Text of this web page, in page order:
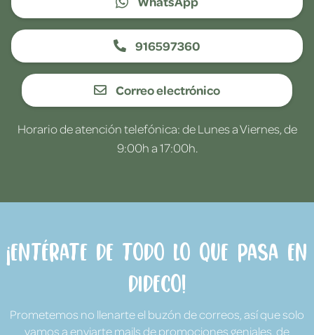
916597360
Correo electrónico
Horario de atención telefónica: de Lunes a Viernes, de
9:00h a 17:00h.
¡Entérate de todo lo que pasa en
Dideco!
Prometemos no llenarte el buzón de correos, así que solo
vamos a enviarte mails de promociones geniales, de